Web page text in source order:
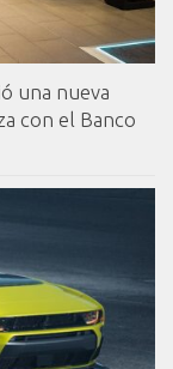
una nueva
con el Banco